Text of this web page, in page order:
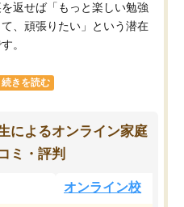
返せば「もっと楽しい勉強
、頑張りたい」という潜在
。
続きを読む
によるオンライン家庭
ミ・評判
オンライン校